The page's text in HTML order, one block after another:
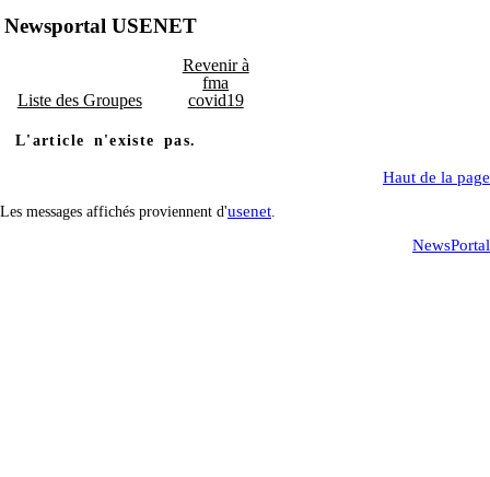
Newsportal USENET
Liste des Groupes
Revenir à
fma
covid19
L'article n'existe pas.
Haut de la page
Les messages affichés proviennent d'usenet
NewsPortal